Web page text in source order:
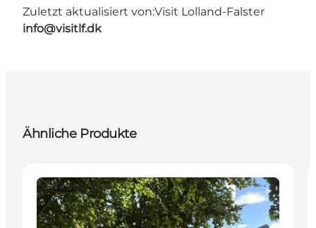
Zuletzt aktualisiert von:Visit Lolland-Falster
info@visitlf.dk
Ähnliche Produkte
Unterkünfte